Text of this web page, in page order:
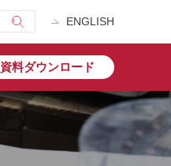
資料ダウンロード
ENGLISH